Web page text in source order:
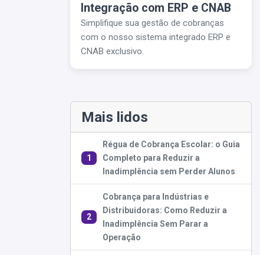
Integração com ERP e CNAB
Simplifique sua gestão de cobranças
com o nosso sistema integrado ERP e
CNAB exclusivo.
Mais lidos
1
Régua de Cobrança Escolar: o Guia
Completo para Reduzir a
Inadimplência sem Perder Alunos
2
Cobrança para Indústrias e
Distribuidoras: Como Reduzir a
Inadimplência Sem Parar a
Operação